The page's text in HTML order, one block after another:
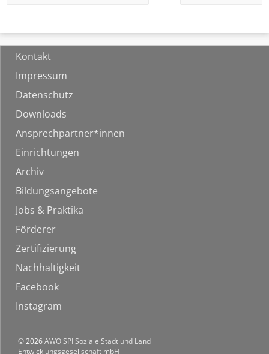
Kontakt
Impressum
Datenschutz
Downloads
Ansprechpartner*innen
Einrichtungen
Archiv
Bildungsangebote
Jobs & Praktika
Förderer
Zertifizierung
Nachhaltigkeit
Facebook
Instagram
© 2026AWO SPI Soziale Stadt und Land
Entwicklungsgesellschaft mbH